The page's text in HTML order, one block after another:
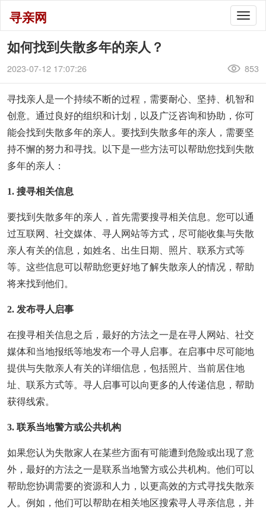
寻亲网
如何找到失散多年的亲人？
2023-07-12 17:07:26 853
寻找亲人是一个持续不断的过程，需要耐心、坚持、机智和
创意。通过良好的组织和计划，以及广泛咨询和协助，你可
能会找到失散多年的亲人。要找到失散多年的亲人，需要坚
持不懈的努力和寻找。以下是一些方法可以帮助您找到失散
多年的亲人：
1. 搜寻相关信息
要找到失散多年的亲人，首先需要搜寻相关信息。您可以通
过互联网、社交媒体、寻人网站等方式，尽可能收集与失散
亲人有关的信息，如姓名、出生日期、照片、联系方式等
等。这些信息可以帮助您更好地了解失散亲人的情况，帮助
将来找到他们。
2. 发布寻人启事
在搜寻相关信息之后，最好的方法之一是在寻人网站、社交
媒体和当地报纸等地发布一个寻人启事。在启事中尽可能地
提供与失散亲人有关的详细信息，包括照片、当前居住地
址、联系方式等。寻人启事可以向更多的人传递信息，帮助
获得线索。
3. 联系当地警方或公共机构
如果您认为失散家人在某些方面有可能遭到危险或出现了意
外，最好的方法之一是联系当地警方或公共机构。他们可以
帮助您协调需要的资源和人力，以更高效的方式寻找失散亲
人。例如，他们可以帮助在相关地区搜索寻人寻亲信息，并